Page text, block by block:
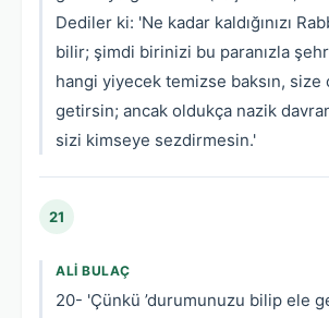
Dediler ki: 'Ne kadar kaldığınızı
bilir; şimdi birinizi bu paranızla
hangi yiyecek temizse baksın, size
getirsin; ancak oldukça nazik
sizi kimseye sezdirmesin.'
21
ALI BULAÇ
20- 'Çünkü ’durumunuzu bilip ele